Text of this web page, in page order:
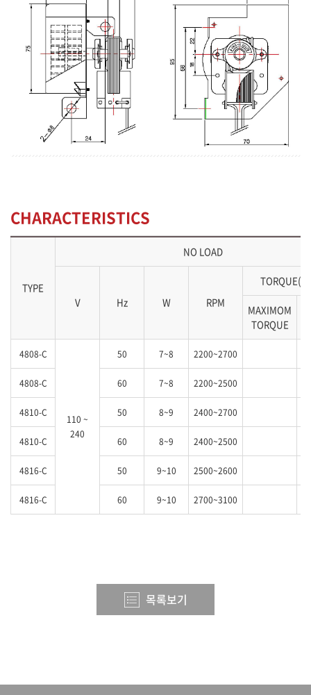
CHARACTERISTICS
TYPE
NO LOAD
V Hz W RPM
MAXIMOM
TORQUE
4808-C
110 ~
240
50 7~8 2200~2700
4808-C 60 7~8 2200~2500
4810-C 50 8~9 2400~2700
4810-C 60 8~9 2400~2500
4816-C 50 9~10 2500~2600
4816-C 60 9~10 2700~3100
목록보기